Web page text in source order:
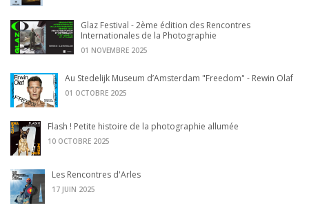
Glaz Festival - 2ème édition des Rencontres
Internationales de la Photographie
01 NOVEMBRE 2025
Au Stedelijk Museum d’Amsterdam "Freedom" - Rewin Olaf
01 OCTOBRE 2025
Flash ! Petite histoire de la photographie allumée
10 OCTOBRE 2025
Les Rencontres d'Arles
17 JUIN 2025